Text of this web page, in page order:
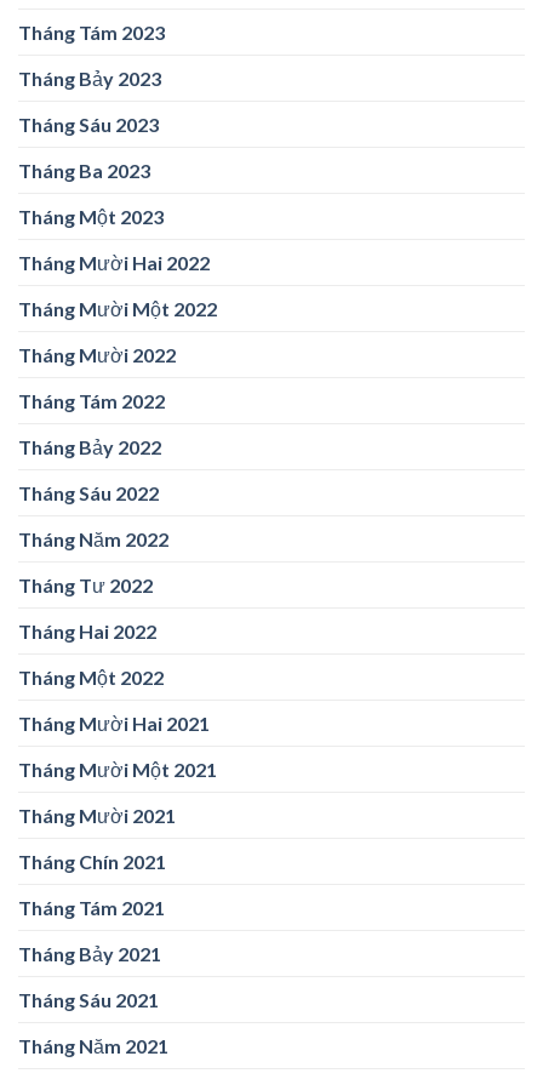
Tháng Tám 2023
Tháng Bảy 2023
Tháng Sáu 2023
Tháng Ba 2023
Tháng Một 2023
Tháng Mười Hai 2022
Tháng Mười Một 2022
Tháng Mười 2022
Tháng Tám 2022
Tháng Bảy 2022
Tháng Sáu 2022
Tháng Năm 2022
Tháng Tư 2022
Tháng Hai 2022
Tháng Một 2022
Tháng Mười Hai 2021
Tháng Mười Một 2021
Tháng Mười 2021
Tháng Chín 2021
Tháng Tám 2021
Tháng Bảy 2021
Tháng Sáu 2021
Tháng Năm 2021